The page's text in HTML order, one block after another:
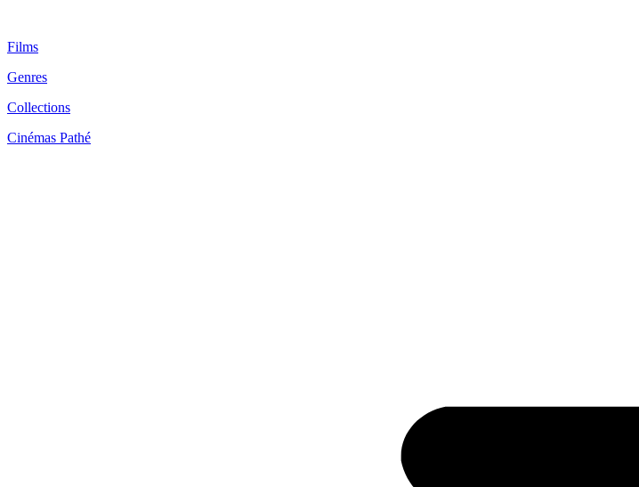
Films
Genres
Collections
Cinémas Pathé